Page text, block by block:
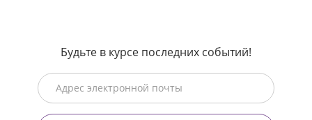
Будьте в курсе последних событий!